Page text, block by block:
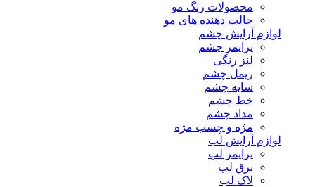
محصولات رنگ مو
حالت دهنده های مو
لوازم آرایش چشم
پرایمر چشم
لنز رنگی
ریمل چشم
سایه چشم
خط چشم
مداد چشم
مژه و چسب مژه
لوازم آرایش لب
پرایمر لب
برق لب
لاک لب